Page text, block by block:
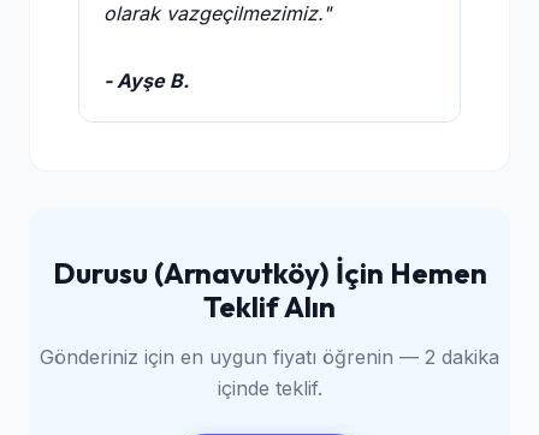
olarak vazgeçilmezimiz."
- Ayşe B.
Durusu (Arnavutköy) İçin Hemen
Teklif Alın
Gönderiniz için en uygun fiyatı öğrenin — 2 dakika
içinde teklif.